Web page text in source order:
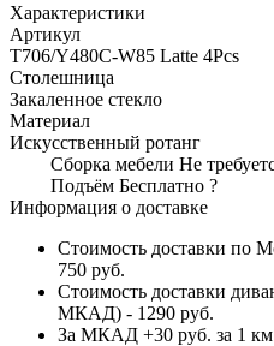
Характеристики
Артикул
T706/Y480C-W85 Latte 4Pcs
Столешница
Закаленное стекло
Материал
Искусственный ротанг
Сборка мебели Не
Подъём Бесплатно ?
Информация о доставке
Стоимость доставки по
750 руб.
Стоимость доставки
МКАД) - 1290 руб.
За МКАД +30 руб. за 1